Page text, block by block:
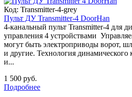
Код: Transmitter-4-grey
Пульт ДУ Transmitter-4 DoorHan
4-канальный пульт Transmitter-4 для
управления 4 устройствами
могут быть электроприводы ворот,
и другие. Технология динамического
и...
1 500 руб.
Подробнее